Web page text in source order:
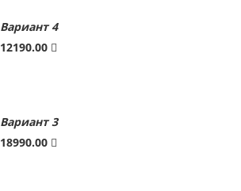
Вариант 4
12190.00
Вариант 3
18990.00